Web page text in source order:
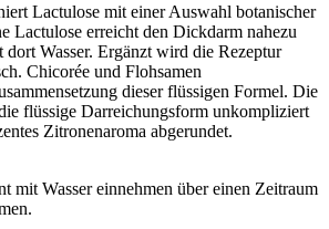
Lactulose mit einer Auswahl botanischer
Lactulose erreicht den Dickdarm nahezu
dort Wasser. Ergänzt wird die Rezeptur
Chicorée und Flohsamen
dieser flüssigen Formel. Die
flüssige Darreichungsform unkompliziert
Zitronenaroma abgerundet.
mit Wasser einnehmen über einen Zeitraum